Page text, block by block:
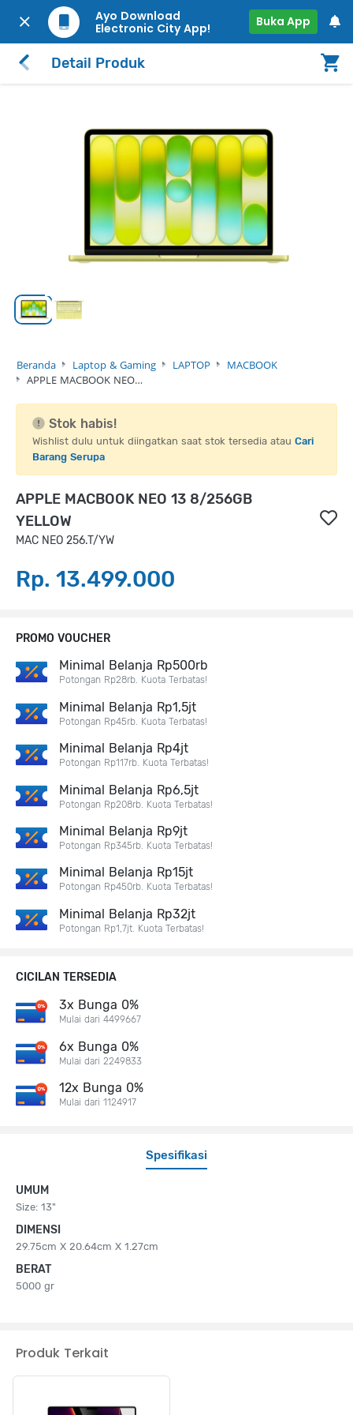
Ayo Download
Electronic City App!
Buka App
Detail Produk
Beranda Laptop & Gaming LAPTOP
MACBOOK
APPLE MACBOOK NEO…
Stok habis!
Wishlist dulu untuk diingatkan saat stok tersedia atau Cari
Barang Serupa
APPLE MACBOOK NEO 13 8/256GB
YELLOW
MAC NEO 256.T/YW
Rp. 13.499.000
Spesifikasi
UMUM
Size: 13"
DIMENSI
29.75cm X 20.64cm X 1.27cm
BERAT
5000 gr
PROMO VOUCHER
Minimal Belanja Rp500rb
Potongan Rp28rb. Kuota Terbatas!
Minimal Belanja Rp1,5jt
Potongan Rp45rb. Kuota Terbatas!
Minimal Belanja Rp4jt
Potongan Rp117rb. Kuota Terbatas!
Minimal Belanja Rp6,5jt
Potongan Rp208rb. Kuota Terbatas!
Minimal Belanja Rp9jt
Potongan Rp345rb. Kuota Terbatas!
Minimal Belanja Rp15jt
Potongan Rp450rb. Kuota Terbatas!
Minimal Belanja Rp32jt
Potongan Rp1,7jt. Kuota Terbatas!
CICILAN TERSEDIA
3x Bunga 0%
Mulai dari 4499667
6x Bunga 0%
Mulai dari 2249833
12x Bunga 0%
Mulai dari 1124917
Produk Terkait